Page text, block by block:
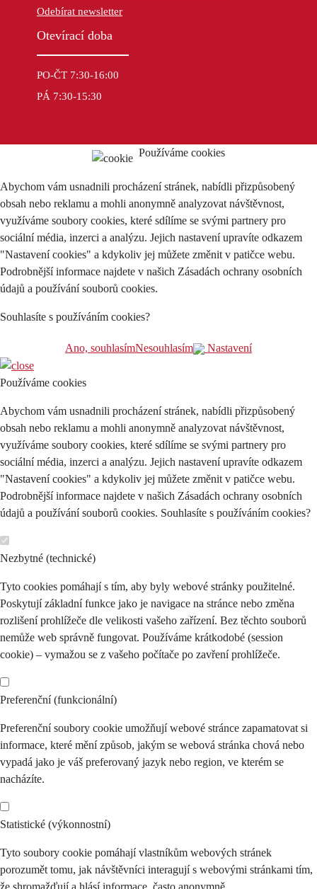
Odebírat newsletter
Otevírací doba
PO-ČT 7:30-16:00
PÁ 7:30-15:30
Používáme cookies
Abychom vám usnadnili procházení stránek, nabídli přizpůsobený
obsah nebo reklamu a mohli anonymně analyzovat návštěvnost,
využíváme soubory cookies, které sdílíme se svými partnery pro
sociální média, inzerci a analýzu. Jejich nastavení upravíte odkazem
"Nastavení cookies" a kdykoliv jej můžete změnit v patičce webu.
Podrobnější informace najdete v našich Zásadách ochrany osobních
údajů a používání souborů cookies.
Souhlasíte s používáním cookies?
Ano, souhlasímNesouhlasím Nastavení
Používáme cookies
Abychom vám usnadnili procházení stránek, nabídli přizpůsobený
obsah nebo reklamu a mohli anonymně analyzovat návštěvnost,
využíváme soubory cookies, které sdílíme se svými partnery pro
sociální média, inzerci a analýzu. Jejich nastavení upravíte odkazem
"Nastavení cookies" a kdykoliv jej můžete změnit v patičce webu.
Podrobnější informace najdete v našich Zásadách ochrany osobních
údajů a používání souborů cookies. Souhlasíte s používáním cookies?
Nezbytné (technické)
Tyto cookies pomáhají s tím, aby byly webové stránky použitelné.
Poskytují základní funkce jako je navigace na stránce nebo změna
rozlišení prohlížeče dle velikosti vašeho zařízení. Bez těchto souborů
nemůže web správně fungovat. Používáme krátkodobé (session
cookie) – vymažou se z vašeho počítače po zavření prohlížeče.
Preferenční (funkcionální)
Preferenční soubory cookie umožňují webové stránce zapamatovat si
informace, které mění způsob, jakým se webová stránka chová nebo
vypadá jako je váš preferovaný jazyk nebo region, ve kterém se
nacházíte.
Statistické (výkonnostní)
Tyto soubory cookie pomáhají vlastníkům webových stránek
porozumět tomu, jak návštěvníci interagují s webovými stránkami tím,